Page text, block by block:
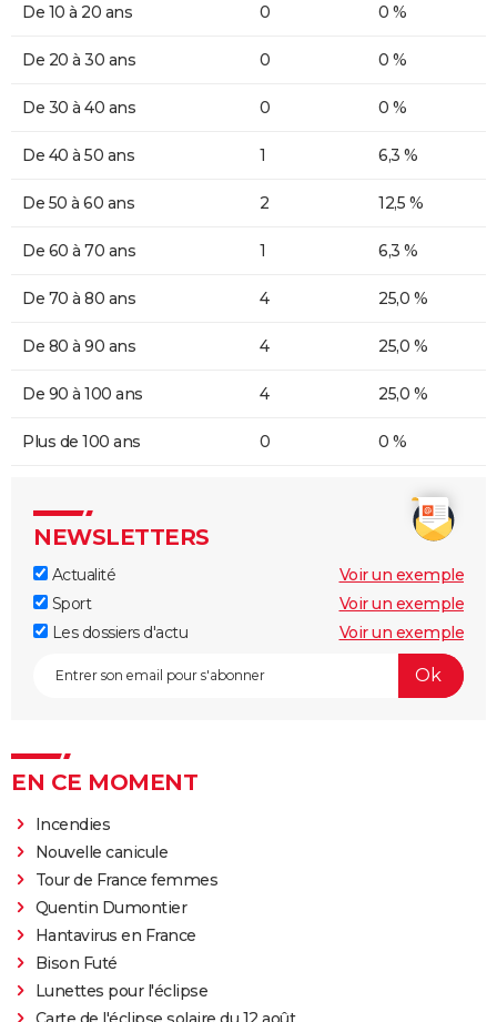
De 10 à 20 ans 0 0 %
De 20 à 30 ans 0 0 %
De 30 à 40 ans 0 0 %
De 40 à 50 ans 1 6,3 %
De 50 à 60 ans 2 12,5 %
De 60 à 70 ans 1 6,3 %
De 70 à 80 ans 4 25,0 %
De 80 à 90 ans 4 25,0 %
De 90 à 100 ans 4 25,0 %
Plus de 100 ans 0 0 %
NEWSLETTERS
Actualité
Voir un exemple
Sport
Voir un exemple
Les dossiers d'actu
Voir un exemple
EN CE MOMENT
Incendies
Nouvelle canicule
Tour de France femmes
Quentin Dumontier
Hantavirus en France
Bison Futé
Lunettes pour l'éclipse